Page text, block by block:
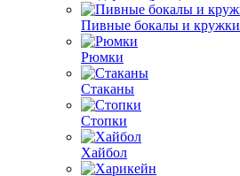
Пивные бокалы и кружки
Рюмки
Стаканы
Стопки
Хайбол